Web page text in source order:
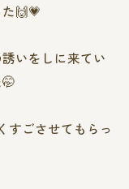
🙌💗
いをしに来てい
すごさせてもらっ